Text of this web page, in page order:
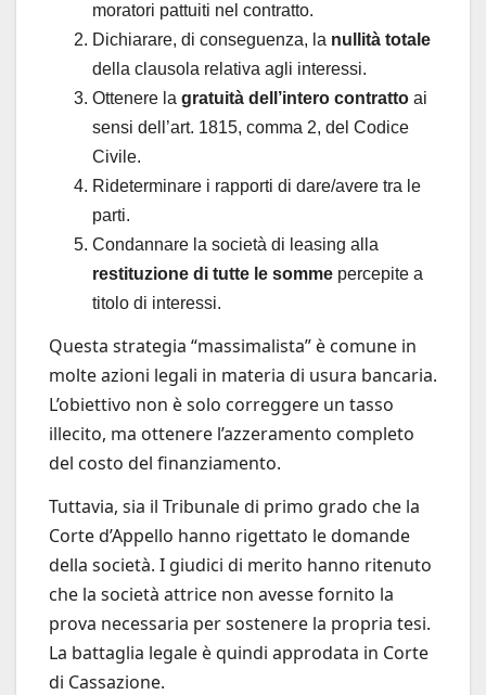
moratori pattuiti nel contratto.
Dichiarare, di conseguenza, la nullità totale
della clausola relativa agli interessi.
Ottenere la gratuità dell’intero contratto ai
sensi dell’art. 1815, comma 2, del Codice
Civile.
Rideterminare i rapporti di dare/avere tra le
parti.
Condannare la società di leasing alla
restituzione di tutte le somme percepite a
titolo di interessi.
Questa strategia “massimalista” è comune in
molte azioni legali in materia di usura bancaria.
L’obiettivo non è solo correggere un tasso
illecito, ma ottenere l’azzeramento completo
del costo del finanziamento.
Tuttavia, sia il Tribunale di primo grado che la
Corte d’Appello hanno rigettato le domande
della società. I giudici di merito hanno ritenuto
che la società attrice non avesse fornito la
prova necessaria per sostenere la propria tesi.
La battaglia legale è quindi approdata in Corte
di Cassazione.